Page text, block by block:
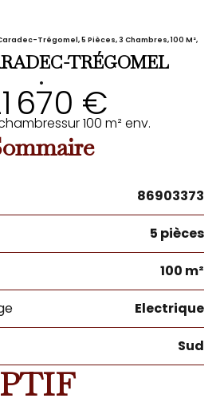
Trégomel, 5 Pièces, 3 Chambres, 100 M²,
TRÉGOMEL
•
670 €
sur 100 m² env.
86903373
5 pièces
100 m²
Electrique
Sud